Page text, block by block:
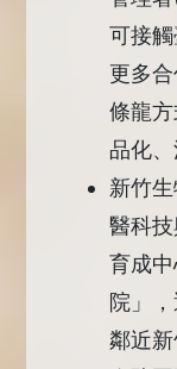
可接
更多
條龍
品化
新竹
醫科
育成
院」
鄰近